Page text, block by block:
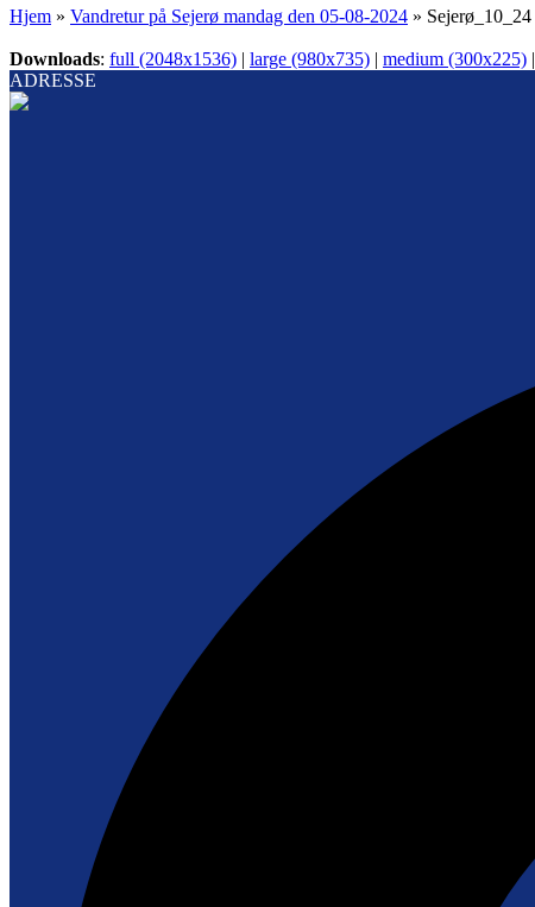
Hjem » Vandretur på Sejerø mandag den 05-08-2024 » Sejerø_10_24
Downloads: full (2048x1536) | large (980x735) | medium (300x225) |
ADRESSE